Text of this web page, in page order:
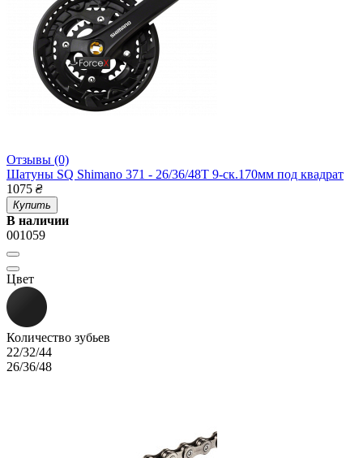
Отзывы (0)
Шатуны SQ Shimano 371 - 26/36/48T 9-ск.170мм под квадрат
1075 ₴
Купить
В наличии
001059
Цвет
Количество зубьев
22/32/44
26/36/48